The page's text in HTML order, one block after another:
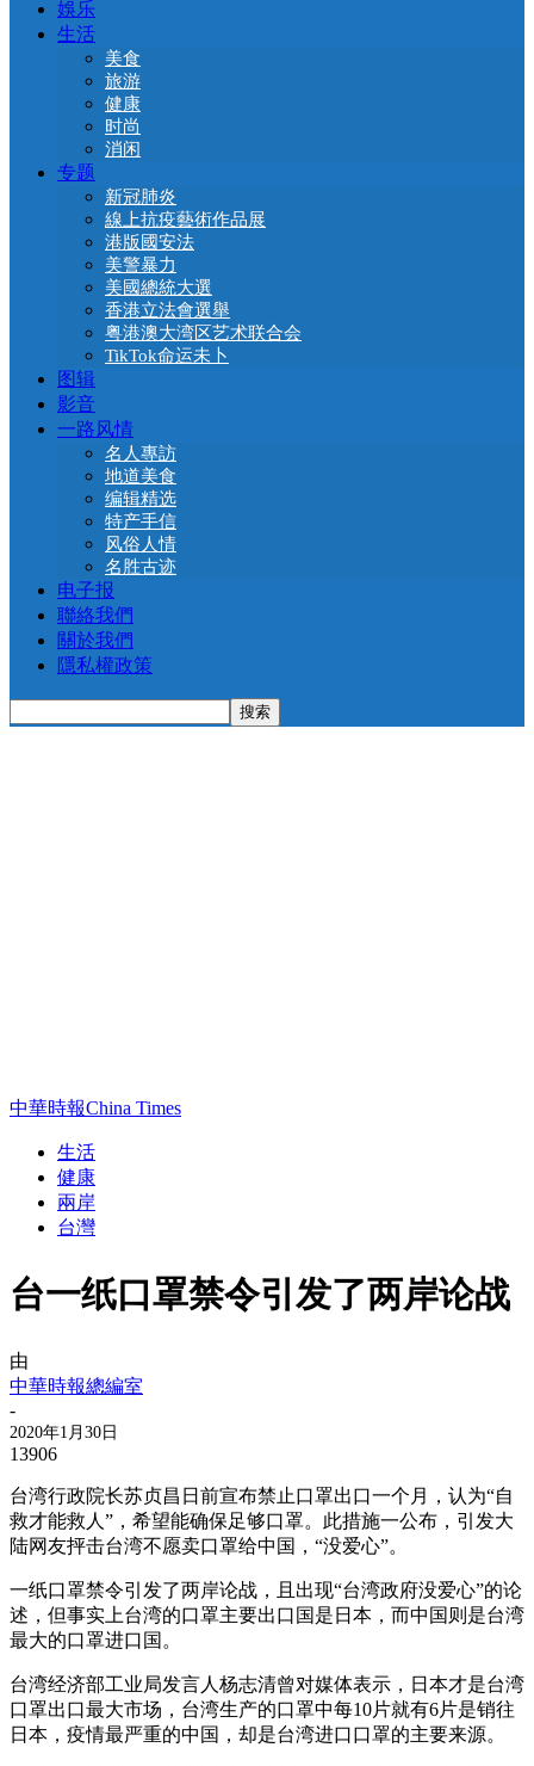
娛乐
生活
美食
旅游
健康
时尚
消闲
专题
新冠肺炎
線上抗疫藝術作品展
港版國安法
美警暴力
美國總統大選
香港立法會選舉
粤港澳大湾区艺术联合会
TikTok命运未卜
图辑
影音
一路风情
名人專訪
地道美食
编辑精选
特产手信
风俗人情
名胜古迹
电子报
聯絡我們
關於我們
隱私權政策
中華時報China Times
生活
健康
兩岸
台灣
台一纸口罩禁令引发了两岸论战
由
中華時報總編室
-
2020年1月30日
13906
台湾行政院长苏贞昌日前宣布禁止口罩出口一个月，认为“自
救才能救人”，希望能确保足够口罩。此措施一公布，引发大
陆网友抨击台湾不愿卖口罩给中国，“没爱心”。
一纸口罩禁令引发了两岸论战，且出现“台湾政府没爱心”的论
述，但事实上台湾的口罩主要出口国是日本，而中国则是台湾
最大的口罩进口国。
台湾经济部工业局发言人杨志清曾对媒体表示，日本才是台湾
口罩出口最大市场，台湾生产的口罩中每10片就有6片是销往
日本，疫情最严重的中国，却是台湾进口口罩的主要来源。